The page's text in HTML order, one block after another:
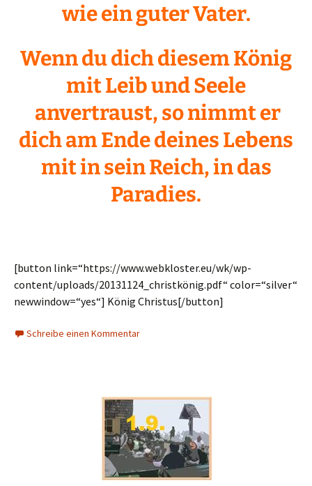
wie ein guter Vater.
Wenn du dich diesem König
mit Leib und Seele
anvertraust, so nimmt er
dich am Ende deines Lebens
mit in sein Reich, in das
Paradies.
[button link=“https://www.webkloster.eu/wk/wp-
content/uploads/20131124_christkönig.pdf“ color=“silver“
newwindow=“yes“] König Christus[/button]
Schreibe einen Kommentar